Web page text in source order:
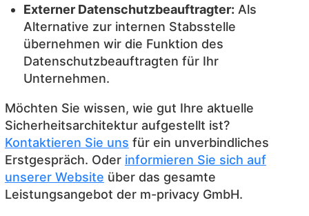
Externer Datenschutzbeauftragter: Als
Alternative zur internen Stabsstelle
übernehmen wir die Funktion des
Datenschutzbeauftragten für Ihr
Unternehmen.
Möchten Sie wissen, wie gut Ihre aktuelle
Sicherheitsarchitektur aufgestellt ist?
Kontaktieren Sie uns für ein unverbindliches
Erstgespräch. Oder informieren Sie sich auf
unserer Website über das gesamte
Leistungsangebot der m-privacy GmbH.